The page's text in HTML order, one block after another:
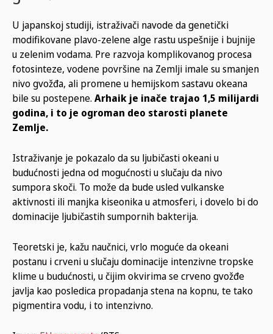
U japanskoj studiji, istraživači navode da genetički
modifikovane plavo-zelene alge rastu uspešnije i bujnije
u zelenim vodama. Pre razvoja komplikovanog procesa
fotosinteze, vodene površine na Zemlji imale su smanjen
nivo gvožđa, ali promene u hemijskom sastavu okeana
bile su postepene. Arhaik je inače trajao 1,5 milijardi
godina, i to je ogroman deo starosti planete
Zemlje.
Istraživanje je pokazalo da su ljubičasti okeani u
budućnosti jedna od mogućnosti u slučaju da nivo
sumpora skoči. To može da bude usled vulkanske
aktivnosti ili manjka kiseonika u atmosferi, i dovelo bi do
dominacije ljubičastih sumpornih bakterija.
Teoretski je, kažu naučnici, vrlo moguće da okeani
postanu i crveni u slučaju dominacije intenzivne tropske
klime u budućnosti, u čijim okvirima se crveno gvožđe
javlja kao posledica propadanja stena na kopnu, te tako
pigmentira vodu, i to intenzivno.